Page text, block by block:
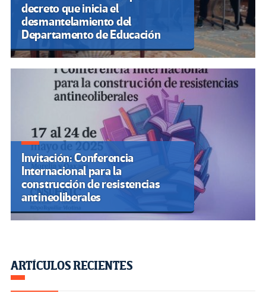
decreto que inicia el
desmantelamiento del
Departamento de Educación
Invitación: Conferencia
Internacional para la
construcción de resistencias
antineoliberales
ARTÍCULOS RECIENTES